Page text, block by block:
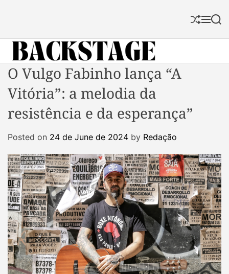
S
f
M S
c
B
a
c
s
t
g
e
M
a
g
O Vulgo Fabinho lança “A
Vitória”: a melodia da
resistência e da esperança”
Posted on 24 de June de 2024 by Redação